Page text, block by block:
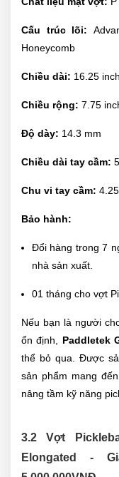
Cấu trúc lõi:
Honeycomb
Chiều dài: 16.25 inch
Chiều rộng: 7.75
Độ dày: 14.3 mm
Chiều dài tay cầm:
Chu vi tay cầm:
Bảo hành:
Đổi hàng trong 7
nhà sản xuất.
01 tháng cho vợt
Nếu bạn là người
ổn định, Paddletek
thể bỏ qua. Được
sản phẩm mang
nâng tầm kỹ năng
3.2 Vợt
Elongated -